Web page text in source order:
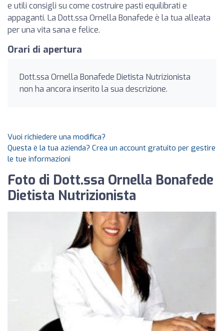
e utili consigli su come costruire pasti equilibrati e
appaganti. La Dott.ssa Ornella Bonafede è la tua alleata
per una vita sana e felice.
Orari di apertura
Dott.ssa Ornella Bonafede Dietista Nutrizionista
non ha ancora inserito la sua descrizione.
Vuoi richiedere una modifica?
Questa è la tua azienda? Crea un account gratuito per gestire
le tue informazioni
Foto di Dott.ssa Ornella Bonafede
Dietista Nutrizionista